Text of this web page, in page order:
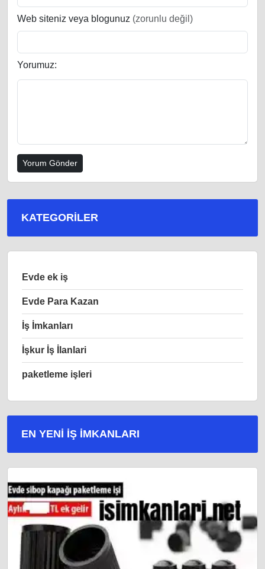
Web siteniz veya blogunuz (zorunlu değil)
Yorumuz:
KATEGORILER
Evde ek iş
Evde Para Kazan
İş İmkanları
İşkur İş İlanlari
paketleme işleri
EN YENI İŞ IMKANLARI